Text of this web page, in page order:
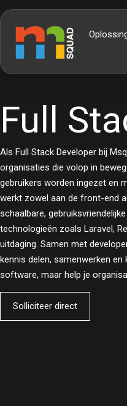
Full
Als Full Stack Developer bij
organisaties die volop in
gebruikers worden ingezet en
werkt zowel aan de front-end
schaalbare,
technologieën zoals Laravel,
uitdaging. Samen met
kennis delen, samenwerken
software, maar help je
Solliciteer direct